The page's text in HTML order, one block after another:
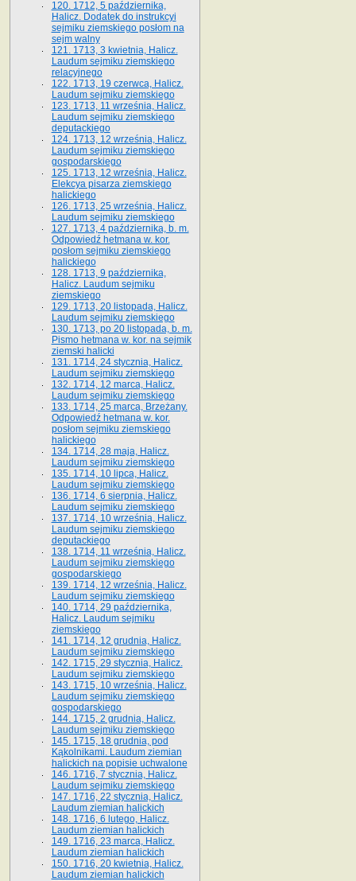
120. 1712, 5 października,
Halicz. Dodatek do instrukcyi
sejmiku ziemskiego posłom na
sejm walny
121. 1713, 3 kwietnia, Halicz.
Laudum sejmiku ziemskiego
relacyjnego
122. 1713, 19 czerwca, Halicz.
Laudum sejmiku ziemskiego
123. 1713, 11 września, Halicz.
Laudum sejmiku ziemskiego
deputackiego
124. 1713, 12 września, Halicz.
Laudum sejmiku ziemskiego
gospodarskiego
125. 1713, 12 września, Halicz.
Elekcya pisarza ziemskiego
halickiego
126. 1713, 25 września, Halicz.
Laudum sejmiku ziemskiego
127. 1713, 4 października, b. m.
Odpowiedź hetmana w. kor.
posłom sejmiku ziemskiego
halickiego
128. 1713, 9 października,
Halicz. Laudum sejmiku
ziemskiego
129. 1713, 20 listopada, Halicz.
Laudum sejmiku ziemskiego
130. 1713, po 20 listopada, b. m.
Pismo hetmana w. kor. na sejmik
ziemski halicki
131. 1714, 24 stycznia, Halicz.
Laudum sejmiku ziemskiego
132. 1714, 12 marca, Halicz.
Laudum sejmiku ziemskiego
133. 1714, 25 marca, Brzeżany.
Odpowiedź hetmana w. kor.
posłom sejmiku ziemskiego
halickiego
134. 1714, 28 maja, Halicz.
Laudum sejmiku ziemskiego
135. 1714, 10 lipca, Halicz.
Laudum sejmiku ziemskiego
136. 1714, 6 sierpnia, Halicz.
Laudum sejmiku ziemskiego
137. 1714, 10 września, Halicz.
Laudum sejmiku ziemskiego
deputackiego
138. 1714, 11 września, Halicz.
Laudum sejmiku ziemskiego
gospodarskiego
139. 1714, 12 września, Halicz.
Laudum sejmiku ziemskiego
140. 1714, 29 października,
Halicz. Laudum sejmiku
ziemskiego
141. 1714, 12 grudnia, Halicz.
Laudum sejmiku ziemskiego
142. 1715, 29 stycznia, Halicz.
Laudum sejmiku ziemskiego
143. 1715, 10 września, Halicz.
Laudum sejmiku ziemskiego
gospodarskiego
144. 1715, 2 grudnia, Halicz.
Laudum sejmiku ziemskiego
145. 1715, 18 grudnia, pod
Kąkolnikami. Laudum ziemian
halickich na popisie uchwalone
146. 1716, 7 stycznia, Halicz.
Laudum sejmiku ziemskiego
147. 1716, 22 stycznia, Halicz.
Laudum ziemian halickich
148. 1716, 6 lutego, Halicz.
Laudum ziemian halickich
149. 1716, 23 marca, Halicz.
Laudum ziemian halickich
150. 1716, 20 kwietnia, Halicz.
Laudum ziemian halickich